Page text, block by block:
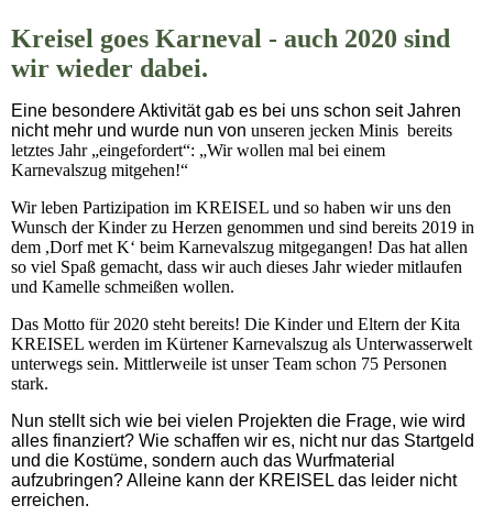
Kreisel goes Karneval - auch 2020 sind
wir wieder dabei.
Eine besondere Aktivität gab es bei uns schon seit Jahren
nicht mehr und wurde nun von unseren jecken Minis bereits
letztes Jahr „eingefordert“: „Wir wollen mal bei einem
Karnevalszug mitgehen!“
Wir leben Partizipation im KREISEL und so haben wir uns den
Wunsch der Kinder zu Herzen genommen und sind bereits 2019 in
dem ,Dorf met K‘ beim Karnevalszug mitgegangen! Das hat allen
so viel Spaß gemacht, dass wir auch dieses Jahr wieder mitlaufen
und Kamelle schmeißen wollen.
Das Motto für 2020 steht bereits! Die Kinder und Eltern der Kita
KREISEL werden im Kürtener Karnevalszug als Unterwasserwelt
unterwegs sein. Mittlerweile ist unser Team schon 75 Personen
stark.
Nun stellt sich wie bei vielen Projekten die Frage, wie wird
alles finanziert? Wie schaffen wir es, nicht nur das Startgeld
und die Kostüme, sondern auch das Wurfmaterial
aufzubringen? Alleine kann der KREISEL das leider nicht
erreichen.